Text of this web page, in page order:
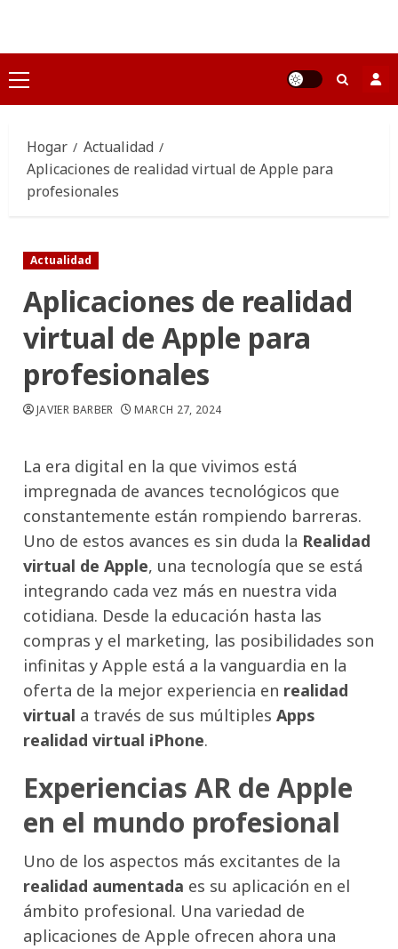
contenido
Menú
principal
Hogar
Actualidad
Aplicaciones de realidad virtual de Apple para
profesionales
Actualidad
Aplicaciones de realidad
virtual de Apple para
profesionales
JAVIER BARBER MARCH 27, 2024
La era digital en la que vivimos está
impregnada de avances tecnológicos que
constantemente están rompiendo barreras.
Uno de estos avances es sin duda la Realidad
virtual de Apple, una tecnología que se está
integrando cada vez más en nuestra vida
cotidiana. Desde la educación hasta las
compras y el marketing, las posibilidades son
infinitas y Apple está a la vanguardia en la
oferta de la mejor experiencia en realidad
virtual a través de sus múltiples Apps
realidad virtual iPhone.
Experiencias AR de Apple
en el mundo profesional
Uno de los aspectos más excitantes de la
realidad aumentada es su aplicación en el
ámbito profesional. Una variedad de
aplicaciones de Apple ofrecen ahora una